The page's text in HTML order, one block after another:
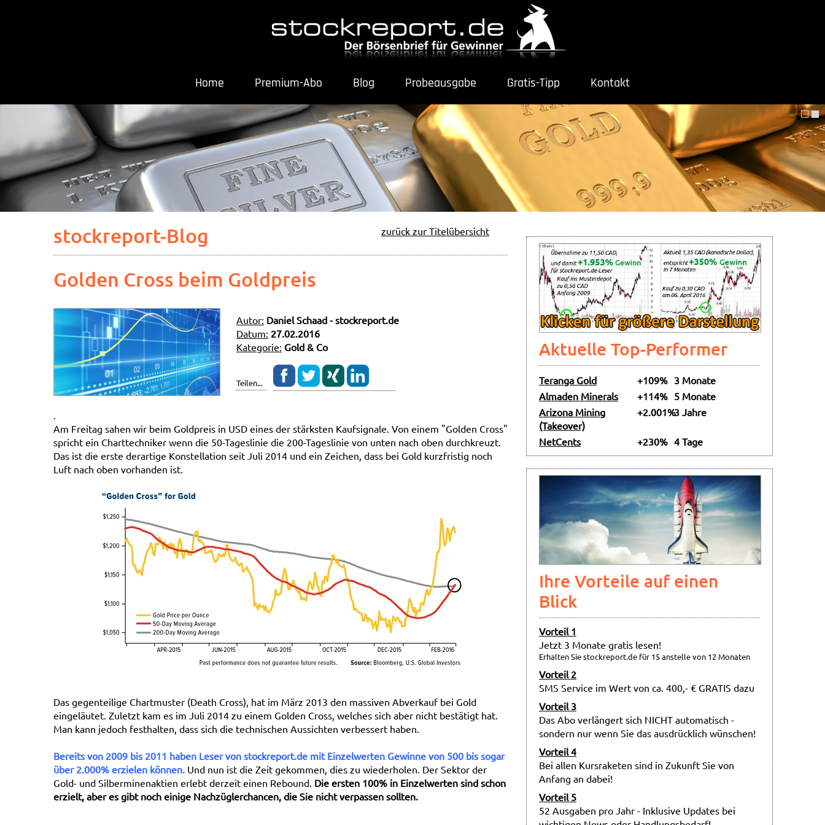
Home Premium-Abo Blog Probeausgabe Gratis-Tipp Kontakt
stockreport-Blog zurück zur Titelübersicht
Golden Cross beim Goldpreis
Autor: Daniel Schaad - stockreport.de
Datum: 27.02.2016
Kategorie: Gold & Co
Teilen...
.
Am Freitag sahen wir beim Goldpreis in USD eines der stärksten Kaufsignale. Von einem "Golden Cross"
spricht ein Charttechniker wenn die 50-Tageslinie die 200-Tageslinie von unten nach oben durchkreuzt.
Das ist die erste derartige Konstellation seit Juli 2014 und ein Zeichen, dass bei Gold kurzfristig noch
Luft nach oben vorhanden ist.
Das gegenteilige Chartmuster (Death Cross), hat im März 2013 den massiven Abverkauf bei Gold
eingeläutet. Zuletzt kam es im Juli 2014 zu einem Golden Cross, welches sich aber nicht bestätigt hat.
Man kann jedoch festhalten, dass sich die technischen Aussichten verbessert haben.
Bereits von 2009 bis 2011 haben Leser von stockreport.de mit Einzelwerten Gewinne von 500 bis sogar
über 2.000% erzielen können. Und nun ist die Zeit gekommen, dies zu wiederholen. Der Sektor der
Gold- und Silberminenaktien erlebt derzeit einen Rebound. Die ersten 100% in Einzelwerten sind schon
erzielt, aber es gibt noch einige Nachzüglerchancen, die Sie nicht verpassen sollten.
Aktuelle Top-Performer
Teranga Gold +109% 3 Monate
Almaden Minerals
+114% 5 Monate
Arizona Mining
(Takeover)
+2.001%3 Jahre
NetCents +230% 4 Tage
Ihre Vorteile auf einen
Blick
Vorteil 1
Jetzt 3 Monate gratis lesen!
Erhalten Sie stockreport.de für 15 anstelle von 12 Monaten
Vorteil 2
SMS Service im Wert von ca. 400,- € GRATIS dazu
Vorteil 3
Das Abo verlängert sich NICHT automatisch -
sondern nur wenn Sie das ausdrücklich wünschen!
Vorteil 4
Bei allen Kursraketen sind in Zukunft Sie von
Anfang an dabei!
Vorteil 5
52 Ausgaben pro Jahr - Inklusive Updates bei